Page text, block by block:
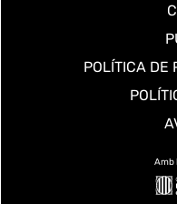
POLÍTICA DE
Amb